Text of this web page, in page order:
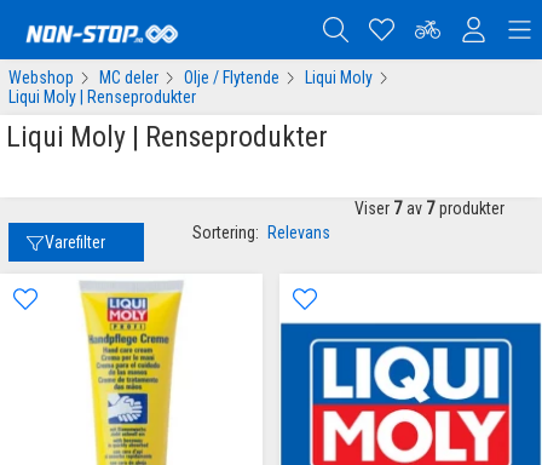
Webshop MC deler Olje / Flytende
Liqui Moly
Liqui Moly | Renseprodukter
Liqui Moly | Renseprodukter
Varefilter Sortering: Relevans
Viser 7 av 7 produkter